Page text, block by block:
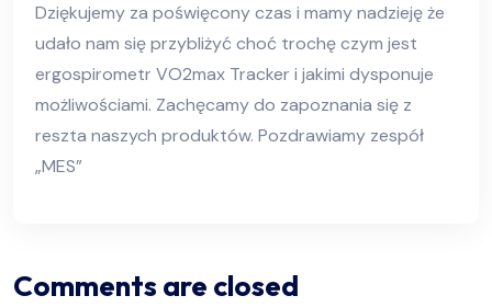
Dziękujemy za poświęcony czas i mamy nadzieję że
udało nam się przybliżyć choć trochę czym jest
ergospirometr VO2max Tracker i jakimi dysponuje
możliwościami. Zachęcamy do zapoznania się z
reszta naszych produktów. Pozdrawiamy zespół
„MES”
Comments are closed